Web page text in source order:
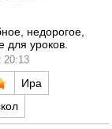
недорогое,
для уроков.
20:13
Ира